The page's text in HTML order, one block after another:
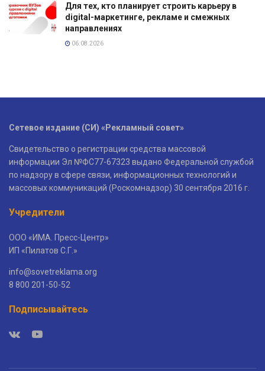
Для тех, кто планирует строить карьеру в
digital-маркетинге, рекламе и смежных
направлениях
06.08.2026
Сетевое издание (СИ) «Рекламный совет»
Свидетельство о регистрации средства массовой
информации Эл №ФС77-67323 выдано Федеральной службой
по надзору в сфере связи, информационных технологий и
массовых коммуникаций (Роскомнадзор) 30 сентября 2016 г.
Учредители
ООО «ИМА. Пресс-Центр»
ИП «Пилатов С.Г.»
info@sovetreklama.org
8 800 201-50-52
Подписывайтесь